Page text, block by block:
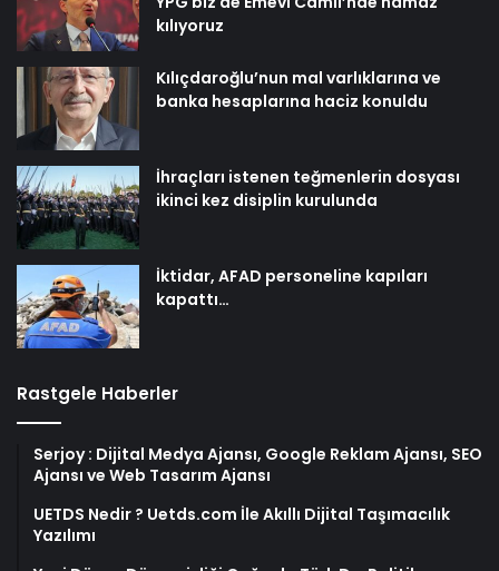
kılıyoruz
Kılıçdaroğlu’nun mal varlıklarına ve
banka hesaplarına haciz konuldu
İhraçları istenen teğmenlerin dosyası
ikinci kez disiplin kurulunda
İktidar, AFAD personeline kapıları
kapattı…
Rastgele Haberler
Serjoy : Dijital Medya Ajansı, Google Reklam Ajansı, SEO
Ajansı ve Web Tasarım Ajansı
UETDS Nedir ? Uetds.com İle Akıllı Dijital Taşımacılık
Yazılımı